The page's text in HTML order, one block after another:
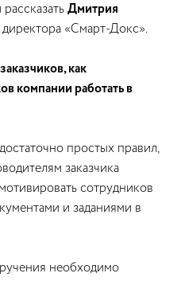
Дмитрия
директора «Смарт-Докс».
как
компании работать в
простых правил,
заказчика
сотрудников
и заданиями в
необходимо